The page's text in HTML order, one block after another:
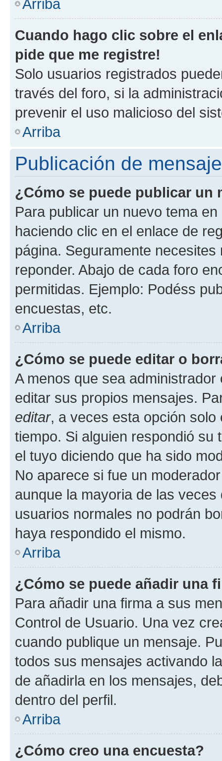
Arriba
Cuando hago clic sobre el
pide que me registre!
Solo usuarios registrados
través del foro, si la
prevenir el uso malicioso del
Arriba
Publicación de
¿Cómo se puede publicar un
Para publicar un nuevo tema
haciendo clic en el enlace de
página. Seguramente
reponder. Abajo de cada foro
permitidas. Ejemplo: Podéss
encuestas, etc.
Arriba
¿Cómo se puede editar o
A menos que sea
editar sus propios mensajes.
editar, a veces esta opción
tiempo. Si alguien respondió
el tuyo diciendo que ha sido
No aparece si fue un
aunque la mayoria de las
usuarios normales no podrán
haya respondido el mismo.
Arriba
¿Cómo se puede añadir una
Para añadir una firma a sus
Control de Usuario. Una vez
cuando publique un mensaje.
todos sus mensajes activando
de añadirla en los mensajes,
dentro del perfil.
Arriba
¿Cómo creo una encuesta?